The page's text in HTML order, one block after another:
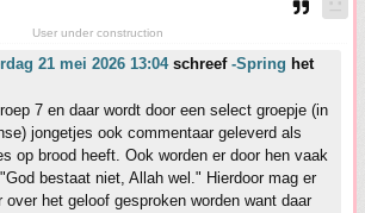
User under construction
21 mei 2026 13:04schreef -Spring het
7 en daar wordt door een select groepje (in
jongetjes ook commentaar geleverd als
op brood heeft. Ook worden er door hen vaak
bestaat niet, Allah wel." Hierdoor mag er
het geloof gesproken worden want daar